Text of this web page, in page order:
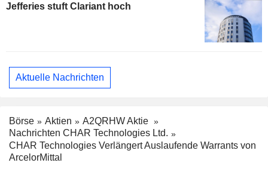
Jefferies stuft Clariant hoch
Aktuelle Nachrichten
Börse Aktien
A2QRHW Aktie
Nachrichten CHAR Technologies Ltd.
CHAR Technologies Verlängert Auslaufende Warrants von
ArcelorMittal